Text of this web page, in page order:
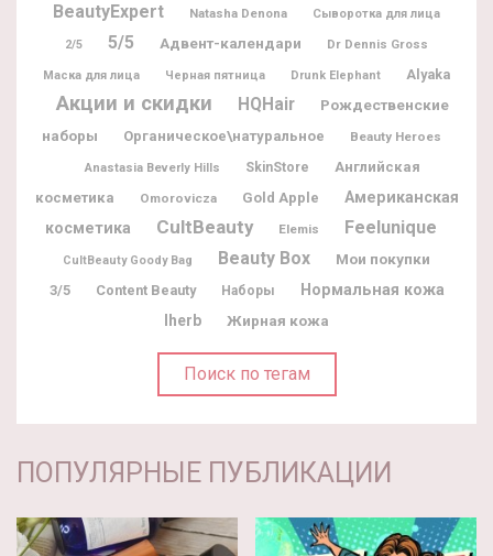
BeautyExpert Natasha Denona Сыворотка для лица
2/5 5/5 Адвент-календари Dr Dennis Gross
Маска для лица Черная пятница Drunk Elephant Alyaka
Акции и скидки HQHair
Рождественские
наборы
Органическое\натуральное Beauty Heroes
Anastasia Beverly Hills SkinStore
Английская
косметика
Omorovicza Gold Apple
Американская
косметика
CultBeauty Elemis Feelunique
CultBeauty Goody Bag Beauty Box Мои покупки
3/5 Content Beauty Наборы
Нормальная кожа
Iherb
Жирная кожа
Поиск по тегам
ПОПУЛЯРНЫЕ ПУБЛИКАЦИИ